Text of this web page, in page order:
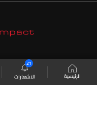
الرئيسية الاشعارات
21
موقع البرامج